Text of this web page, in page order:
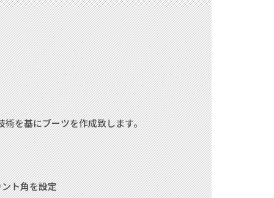
を基にブーツを作成致します。
ト角を設定